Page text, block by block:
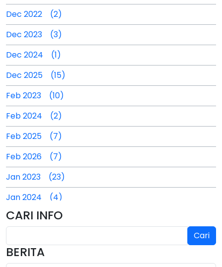
Dec 2022 (2)
Dec 2023 (3)
Dec 2024 (1)
Dec 2025 (15)
Feb 2023 (10)
Feb 2024 (2)
Feb 2025 (7)
Feb 2026 (7)
Jan 2023 (23)
Jan 2024 (4)
Jan 2025 (4)
Jul 2025 (3)
CARI INFO
Cari
BERITA